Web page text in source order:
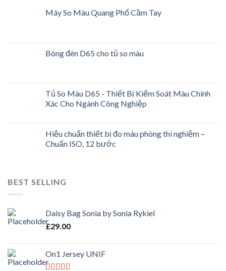
Máy So Màu Quang Phổ Cầm Tay
Bóng đèn D65 cho tủ so màu
Tủ So Màu D65 - Thiết Bị Kiểm Soát Màu Chính
Xác Cho Ngành Công Nghiệp
Hiệu chuẩn thiết bị đo màu phòng thí nghiệm –
Chuẩn ISO, 12 bước
BEST SELLING
Daisy Bag Sonia by Sonia Rykiel
£29.00
On1 Jersey UNIF